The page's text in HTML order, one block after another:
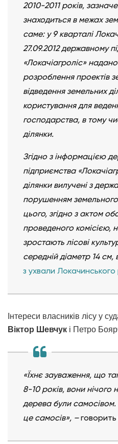
2010-2011 років,
знаходиться в межах
саме: у 9 кварталі
27.09.2012 державному
«Локачіагроліс»
розроблення проектів
відведення земельних
користування для
господарства, в тому
ділянки.
Згідно з інформацією
підприємства
ділянки вилучені з
порушенням
цього, згідно з актом
проведеного комісією,
зростають лісові
середній діаметр 14
з ухвали
Інтереси власників лісу у
Віктор Шевчук і Петро
«Їхнє зауваження, що
8-10 років, вони нічого
дерева були
це самосів», –